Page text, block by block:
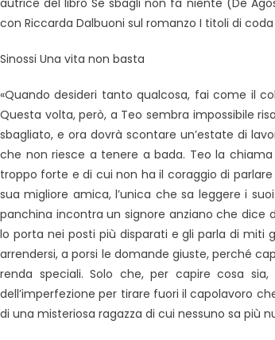
autrice del libro Se sbagli non fa niente (De
con Riccarda Dalbuoni sul romanzo I titoli di
Sinossi Una vita non basta
«Quando desideri tanto qualcosa, fai come il
Questa volta, però, a Teo sembra impossibile
sbagliato, e ora dovrà scontare un’estate di
che non riesce a tenere a bada. Teo la
troppo forte e di cui non ha il coraggio di
sua migliore amica, l’unica che sa leggere i
panchina incontra un signore anziano che dice
lo porta nei posti più disparati e gli parla di miti
arrendersi, a porsi le domande giuste, perché
renda speciali. Solo che, per capire cosa
dell’imperfezione per tirare fuori il capolavoro
di una misteriosa ragazza di cui nessuno sa più